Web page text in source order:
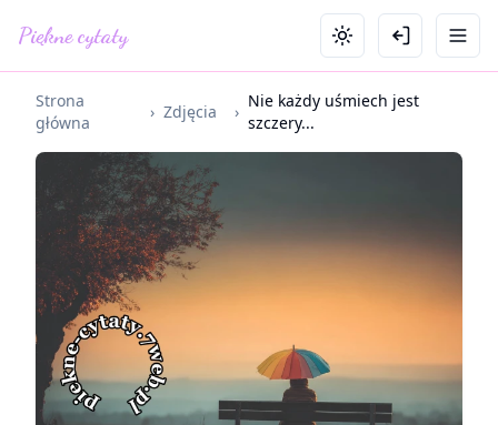
Piękne cytaty
Strona
główna
› Zdjęcia ›
Nie każdy uśmiech jest
szczery...